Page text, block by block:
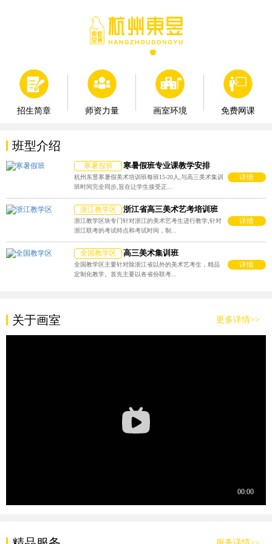
招生简章 师资力量 画室环境 免费网课
班型介绍
寒暑假班 寒暑假班专业课教学安排
杭州东昱寒暑假美术培训班每班15-20人,与高三美术集训
班时间完全同步,旨在让学生接受正...
详情
浙江教学区 浙江省高三美术艺考培训班
浙江教学区块专门针对浙江的美术艺考生进行教学,针对
浙江联考的考试特点和考试时间，制...
详情
全国教学区 高三美术集训班
全国教学区主要针对除浙江省以外的美术艺考生，精品
定制化教学。首先主要以各省份联考...
详情
关于画室 更多详情>>